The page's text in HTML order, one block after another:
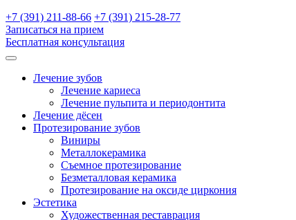
+7 (391) 211-88-66 +7 (391) 215-28-77
Записаться на прием
Бесплатная консультация
Лечение зубов
Лечение кариеса
Лечение пульпита и периодонтита
Лечение дёсен
Протезирование зубов
Виниры
Металлокерамика
Съемное протезирование
Безметалловая керамика
Протезирование на оксиде циркония
Эстетика
Художественная реставрация